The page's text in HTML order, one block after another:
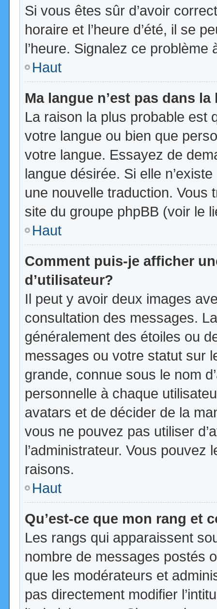
Si vous êtes sûr d’avoir
horaire et l’heure d’été, il se
l’heure. Signalez ce problème
Haut
Ma langue n’est pas dans la
La raison la plus probable est
votre langue ou bien que
votre langue. Essayez de
langue désirée. Si elle
une nouvelle traduction. Vous
site du groupe phpBB (voir le
Haut
Comment puis-je afficher
d’utilisateur?
Il peut y avoir deux images
consultation des messages.
généralement des étoiles ou
messages ou votre statut sur
grande, connue sous le nom
personnelle à chaque
avatars et de décider de la
vous ne pouvez pas utiliser
l’administrateur. Vous
raisons.
Haut
Qu’est-ce que mon rang et
Les rangs qui apparaissent
nombre de messages postés
que les modérateurs et
pas directement modifier